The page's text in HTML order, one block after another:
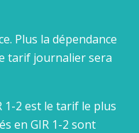
Plus la dépendance
tarif journalier sera
1-2 est le tarif le plus
en GIR 1-2 sont